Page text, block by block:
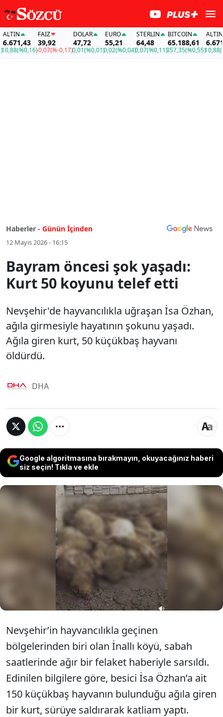
(%0,16)
FAİZ
39,92
-0,07(%-0,17)
DOLAR
47,72
0,01(%0,01)
EURO
55,21
0,02(%0,04)
STERLIN
64,48
0,07(%0,11)
BITCOIN
65.188,61
357,35(%0,55)
ALTIN
10,88
Haberler - Günün İçinden
12 Mayıs 2026 - 16:15
Bayram öncesi şok yaşadı:
Kurt 50 koyunu telef etti
Nevşehir'de hayvancılıkla uğraşan İsa Özhan,
ağıla girmesiyle hayatının şokunu yaşadı.
Ağıla giren kurt, 50 küçükbaş hayvanı
öldürdü.
DHA
Google algoritmasına bırakmayın, okuyacağınız haberi
siz seçin! Tıkla ve ekle
Nevşehir'de hayvancılıkla uğraşan İsa
Özhan, ağıla girmesiyle hayatının
şokunu yaşadı. Ağıla giren kurt, 50
küçükbaş hayvanı öldürdü.
Nevşehir’in hayvancılıkla geçinen
bölgelerinden biri olan İnallı köyü, sabah
saatlerinde ağır bir felaket haberiyle sarsıldı.
Edinilen bilgilere göre, besici İsa Özhan’a ait
150 küçükbaş hayvanın bulunduğu ağıla giren
bir kurt, sürüye saldırarak katliam yaptı.